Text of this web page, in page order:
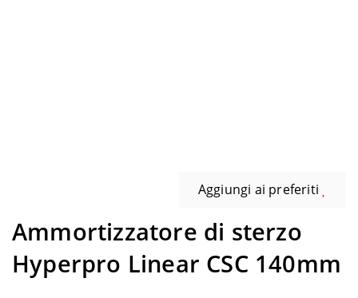
Aggiungi ai preferiti
Ammortizzatore di sterzo
Hyperpro Linear CSC 140mm